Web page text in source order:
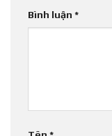
Bình luận *